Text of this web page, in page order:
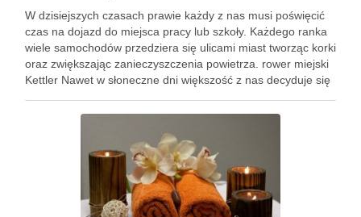
W dzisiejszych czasach prawie każdy z nas musi poświęcić
czas na dojazd do miejsca pracy lub szkoły. Każdego ranka
wiele samochodów przedziera się ulicami miast tworząc korki
oraz zwiększając zanieczyszczenia powietrza. rower miejski
Kettler Nawet w słoneczne dni większość z nas decyduje się